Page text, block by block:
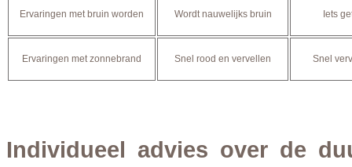
Ervaringen met bruin worden Wordt nauwelijks bruin Iets
Ervaringen met zonnebrand Snel rood en vervellen Snel
Individueel advies over de